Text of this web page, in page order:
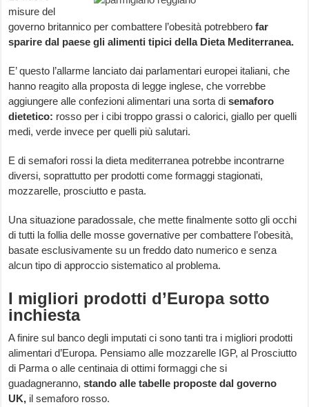
misure del
governo britannico per combattere l’obesità potrebberofar
sparire dal paese gli alimenti tipici della Dieta Mediterranea.
E’ questo l’allarme lanciato dai parlamentari europei italiani, che
hanno reagito alla proposta di legge inglese, che vorrebbe
aggiungere alle confezioni alimentari una sorta disemaforo
dietetico: rosso per i cibi troppo grassi o calorici, giallo per quelli
medi, verde invece per quelli più salutari.
E di semafori rossi la dieta mediterranea potrebbe incontrarne
diversi, soprattutto per prodotti come formaggi stagionati,
mozzarelle, prosciutto e pasta.
Una situazione paradossale, che mette finalmente sotto gli occhi
di tutti la follia delle mosse governative per combattere l’obesità,
basate esclusivamente su un freddo dato numerico e senza
alcun tipo di approccio sistematico al problema.
I migliori prodotti d’Europa sotto
inchiesta
A finire sul banco degli imputati ci sono tanti tra i migliori prodotti
alimentari d’Europa. Pensiamo alle mozzarelle IGP, al Prosciutto
di Parma o alle centinaia di ottimi formaggi che si
guadagneranno,stando alle tabelle proposte dal governo
UK, il semaforo rosso.